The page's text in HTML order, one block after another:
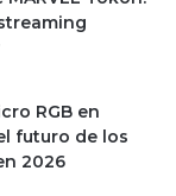
RGB en
futuro de los
2026